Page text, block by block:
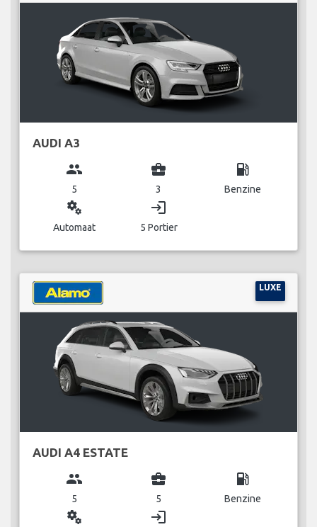
AUDI A3
group
5
business_center
3
local_gas_station
Benzine
miscellaneous_services
Automaat
login
5 Portier
LUXE
AUDI A4 ESTATE
group
5
business_center
5
local_gas_station
Benzine
miscellaneous_services login